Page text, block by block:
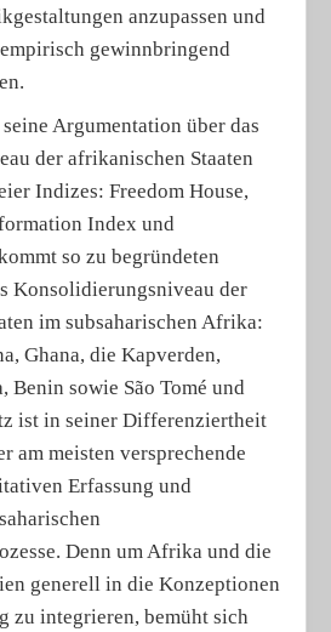
anzupassen und
gewinnbringend
Argumentation über das
der afrikanischen Staaten
Indizes: Freedom House,
Index und
so zu begründeten
Konsolidierungsniveau der
im subsaharischen Afrika:
Ghana, die Kapverden,
Benin sowie São Tomé und
ist in seiner Differenziertheit
am meisten versprechende
Erfassung und
Denn um Afrika und die
generell in die Konzeptionen
zu integrieren, bemüht sich